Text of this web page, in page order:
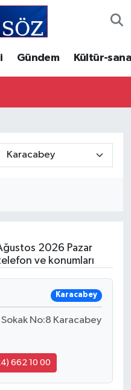
Gündem Kültür-
2026 Pazar
ve konumları
Karacabey
No:8 Karacabey
662 10 00
Haritası